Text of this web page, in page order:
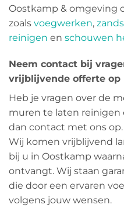
Oostkamp & omgeving
zoals voegwerken,
reinigen en schouwen
Neem contact bij
vrijblijvende offerte op
Heb je vragen over de
muren te laten reinigen
dan contact met ons
Wij komen vrijblijvend
bij u in Oostkamp
ontvangt. Wij staan
die door een ervaren
volgens jouw wensen.